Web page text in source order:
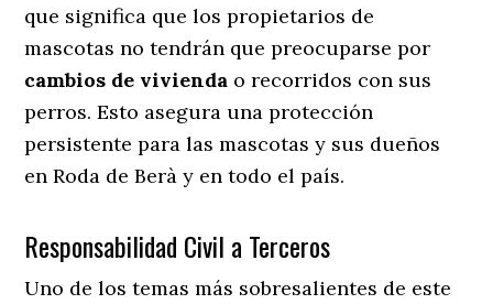
que significa que los propietarios de
mascotas no tendrán que preocuparse por
cambios de vivienda o recorridos con sus
perros. Esto asegura una protección
persistente para las mascotas y sus dueños
en Roda de Berà y en todo el país.
Responsabilidad Civil a Terceros
Uno de los temas más sobresalientes de este